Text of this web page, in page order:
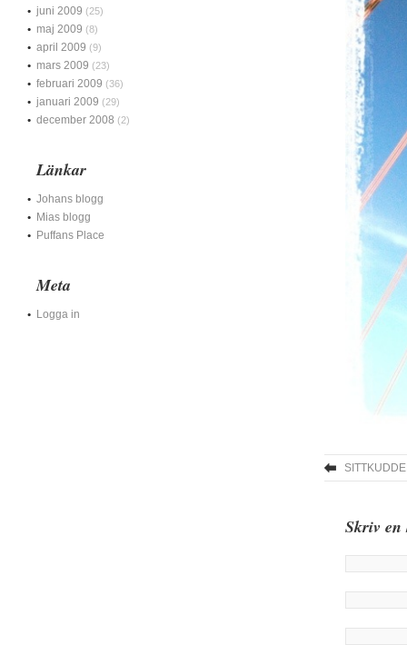
Skriv en
juni 2009 (25)
maj 2009 (8)
april 2009 (9)
mars 2009 (23)
februari 2009 (36)
januari 2009 (29)
december 2008 (2)
Länkar
Johans blogg
Mias blogg
Puffans Place
Meta
Logga in